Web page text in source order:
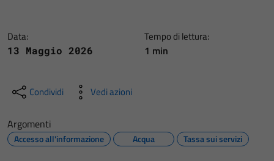
Data:
13 Maggio 2026
Tempo di lettura:
1 min
Condividi Vedi azioni
Argomenti
Accesso all'informazione Acqua Tassa sui servizi